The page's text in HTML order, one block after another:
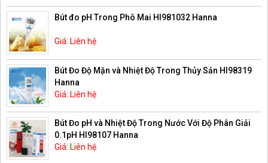
Bút đo pH Trong Phô Mai HI981032 Hanna
Giá: Liên hệ
Bút Đo Độ Mặn và Nhiệt Độ Trong Thủy Sản HI98319
Hanna
Giá: Liên hệ
Bút Đo pH và Nhiệt Độ Trong Nước Với Độ Phân Giải
0.1pH HI98107 Hanna
Giá: Liên hệ